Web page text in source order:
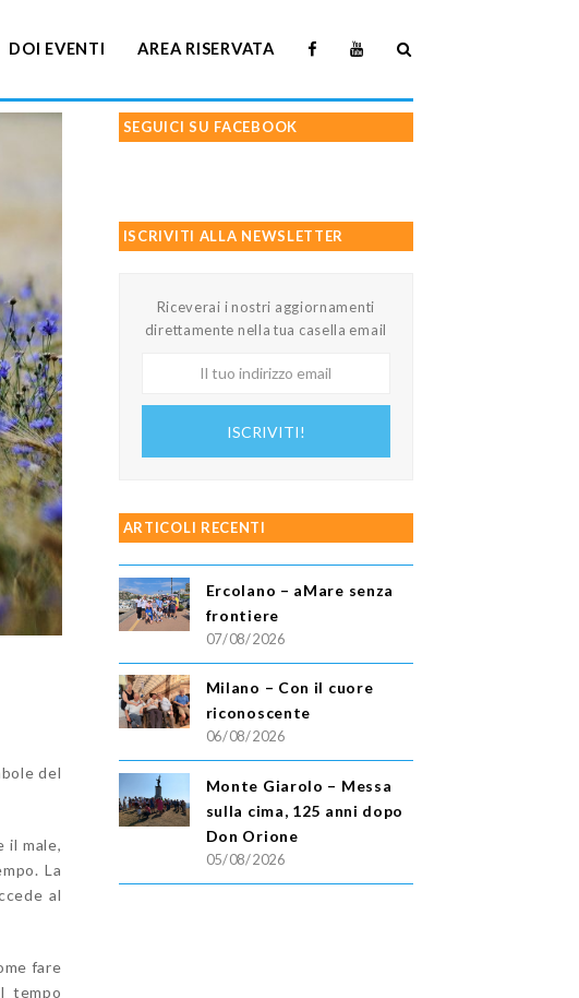
DOI EVENTI AREA RISERVATA
del
il male,
La
al
fare
tempo
SEGUICI SU FACEBOOK
ISCRIVITI ALLA NEWSLETTER
Riceverai i nostri aggiornamenti
direttamente nella tua casella email
ISCRIVITI!
ARTICOLI RECENTI
Ercolano – aMare senza
frontiere
07/08/2026
Milano – Con il cuore
riconoscente
06/08/2026
Monte Giarolo – Messa
sulla cima, 125 anni dopo
Don Orione
05/08/2026